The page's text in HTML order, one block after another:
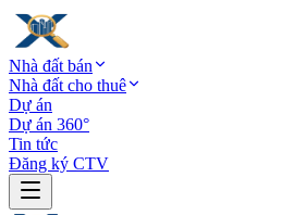
Nhà đất bán
Nhà đất cho thuê
Dự án
Dự án 360°
Tin tức
Đăng ký CTV